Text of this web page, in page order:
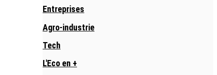
Entreprises
Agro-industrie
Tech
L'Eco en +